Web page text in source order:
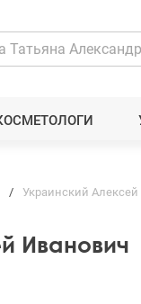
Украинский
Иванович